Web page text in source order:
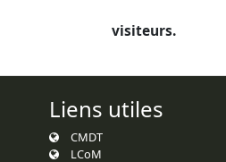
visiteurs.
Liens utiles
CMDT
LCoM